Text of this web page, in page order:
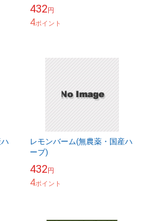
432円
4ポイント
レモンバーム(無農薬・国産ハ
ーブ)
432円
4ポイント